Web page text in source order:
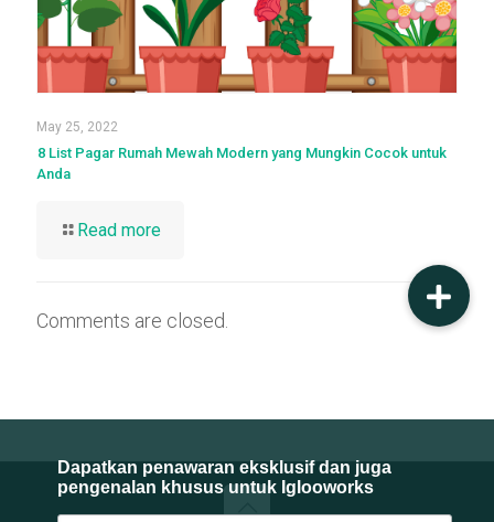
May 25, 2022
8 List Pagar Rumah Mewah Modern yang Mungkin Cocok untuk
Anda
Read more
Comments are closed.
Dapatkan penawaran eksklusif dan juga
pengenalan khusus untuk Iglooworks